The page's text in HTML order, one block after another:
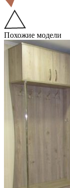
Похожие модели